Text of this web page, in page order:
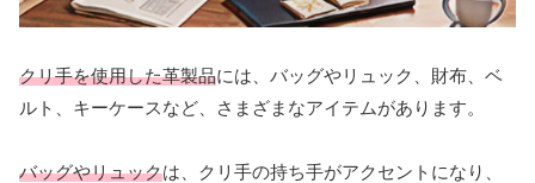
クリ手を使用した革製品には、バッグやリュック、財布、ベ
ルト、キーケースなど、さまざまなアイテムがあります。
バッグやリュックは、クリ手の持ち手がアクセントになり、